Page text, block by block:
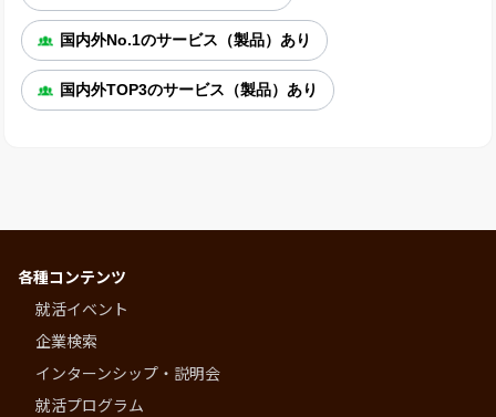
国内外No.1のサービス（製品）あり
国内外TOP3のサービス（製品）あり
各種コンテンツ
就活イベント
企業検索
インターンシップ・説明会
就活プログラム